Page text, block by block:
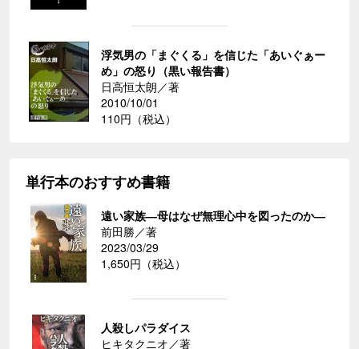
浮気男の「まぐくる」を信じた「あいぐぁー
め」の怒り（黒い報告書）
日高恒太朗／著
2010/10/01
110円（税込）
単行本のおすすめ書籍
遠い家族―母はなぜ無理心中を図ったのか―
前田勝／著
2023/03/29
1,650円（税込）
人殺しパラダイス
ヒキタクニオ／著